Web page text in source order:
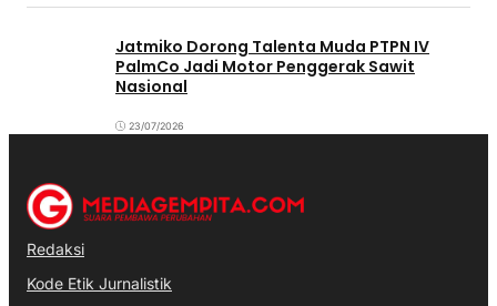
Jatmiko Dorong Talenta Muda PTPN IV
PalmCo Jadi Motor Penggerak Sawit
Nasional
23/07/2026
Redaksi
Kode Etik Jurnalistik